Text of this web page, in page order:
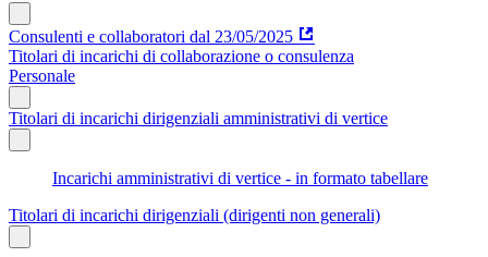
Consulenti e collaboratori dal 23/05/2025
Titolari di incarichi di collaborazione o consulenza
Personale
Titolari di incarichi dirigenziali amministrativi di vertice
Incarichi amministrativi di vertice - in formato tabellare
Titolari di incarichi dirigenziali (dirigenti non generali)